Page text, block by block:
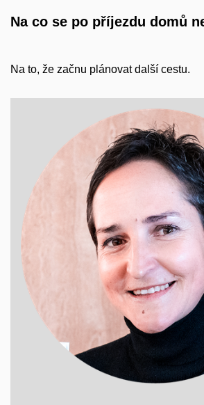
Na co se po příjezdu domů
Na to, že začnu plánovat další cestu.